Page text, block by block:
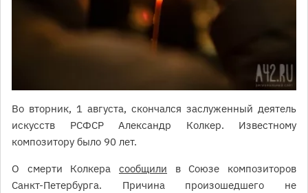
Во вторник, 1 августа, скончался заслуженный деятель
искусств РСФСР Александр Колкер. Известному
композитору было 90 лет.
О смерти Колкера сообщили в Союзе композиторов
Санкт-Петербурга. Причина произошедшего не